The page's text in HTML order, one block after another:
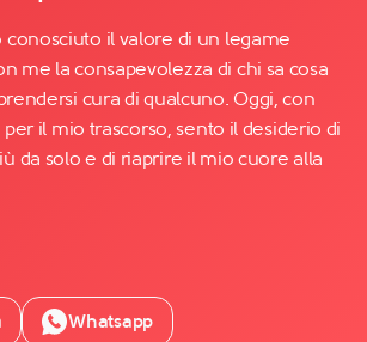
conosciuto il valore di un legame
me la consapevolezza di chi sa cosa
cura di qualcuno. Oggi, con
il mio trascorso, sento il desiderio di
da solo e di riaprire il mio cuore alla
Whatsapp